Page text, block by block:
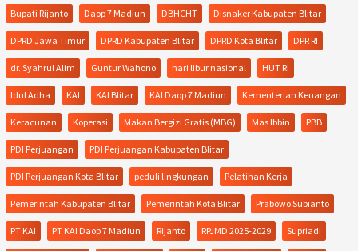
Bupati Rijanto Daop 7 Madiun DBHCHT Disnaker Kabupaten Blitar
DPRD Jawa Timur DPRD Kabupaten Blitar DPRD Kota Blitar DPR RI
dr. Syahrul Alim Guntur Wahono hari libur nasional HUT RI
Idul Adha KAI KAI Blitar KAI Daop 7 Madiun Kementerian Keuangan
Keracunan Koperasi Makan Bergizi Gratis (MBG) Mas Ibbin PBB
PDI Perjuangan PDI Perjuangan Kabupaten Blitar
PDI Perjuangan Kota Blitar peduli lingkungan Pelatihan Kerja
Pemerintah Kabupaten Blitar Pemerintah Kota Blitar Prabowo Subianto
PT KAI PT KAI Daop 7 Madiun Rijanto RPJMD 2025-2029 Supriadi